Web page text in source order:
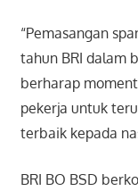
“Pemasangan
tahun BRI dalam
berharap
pekerja untuk
terbaik kepada
BRI BO BSD